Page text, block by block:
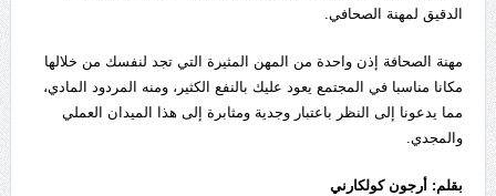
الدقيق لمهنة الصحافي.
مهنة الصحافة إذن واحدة من المهن المثيرة التي تجد لنفسك من خلالها
مكانا مناسبا في المجتمع يعود عليك بالنفع الكثير، ومنه المردود المادي،
مما يدعونا إلى النظر باعتبار وجدية ومثابرة إلى هذا الميدان العملي
والمجدي.
بقلم: أرجون كولكارني